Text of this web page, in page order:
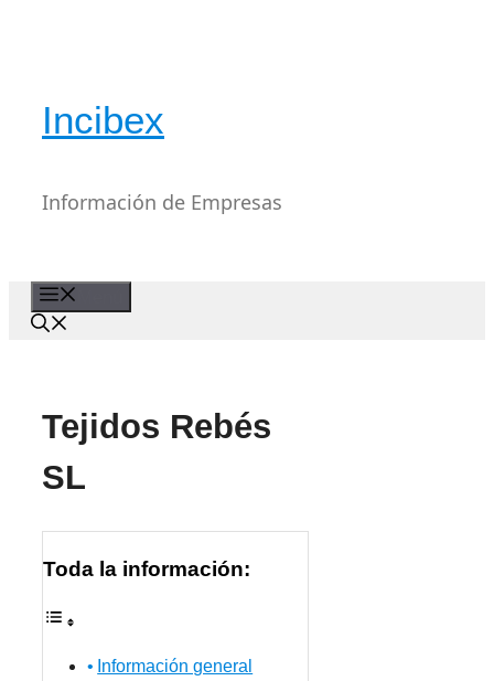
Incibex
Información de Empresas
Tejidos Rebés
SL
Toda la información:
Información general